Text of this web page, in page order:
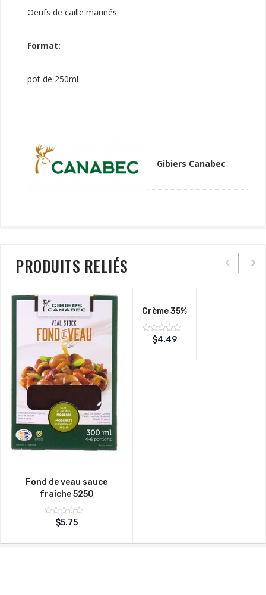
Oeufs de caille marinés
Format:
pot de 250ml
Gibiers Canabec
PRODUITS RELIÉS
Fond de veau sauce
fraîche 5250
Note
sur
$5.75
Crème 35%
Note
sur
$4.49